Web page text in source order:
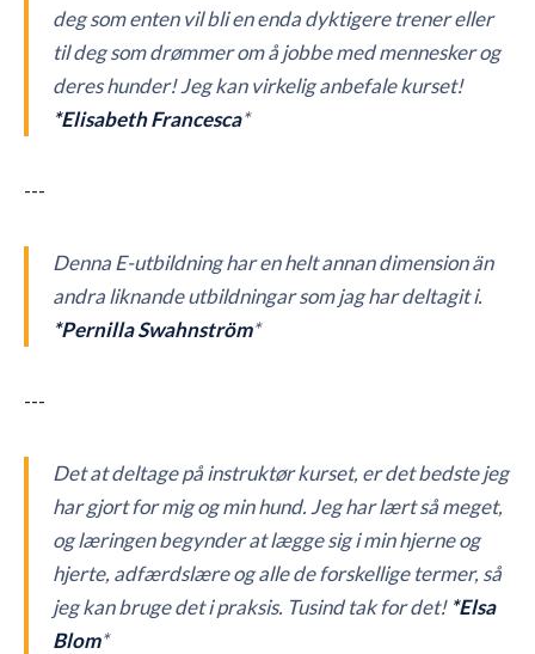
deg som enten vil bli en enda dyktigere trener eller
til deg som drømmer om å jobbe med mennesker og
deres hunder! Jeg kan virkelig anbefale kurset!
*Elisabeth Francesca*
---
Denna E-utbildning har en helt annan dimension än
andra liknande utbildningar som jag har deltagit i.
*Pernilla Swahnström*
---
Det at deltage på instruktør kurset, er det bedste jeg
har gjort for mig og min hund. Jeg har lært så meget,
og læringen begynder at lægge sig i min hjerne og
hjerte, adfærdslære og alle de forskellige termer, så
jeg kan bruge det i praksis. Tusind tak for det! *Elsa
Blom*